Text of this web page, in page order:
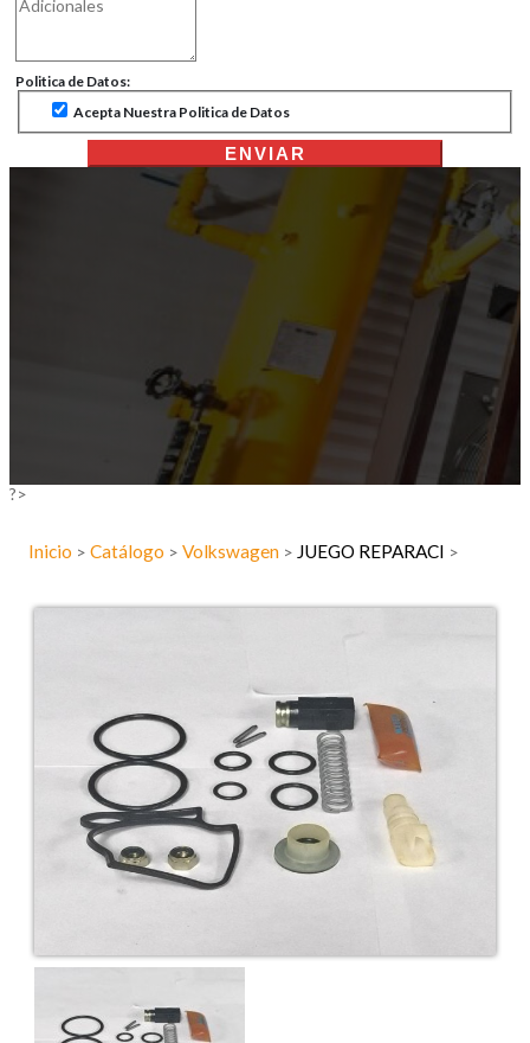
Politica de Datos:
Acepta Nuestra Politica de Datos
ENVIAR
?>
Inicio > Catálogo > Volkswagen > JUEGO REPARACI >